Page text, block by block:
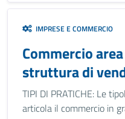
IMPRESE E COMMERCIO
Commercio
struttura di
TIPI DI PRATICHE: Le
articola il commercio in